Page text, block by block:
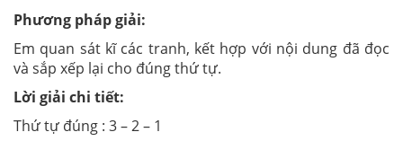
Phương pháp giải:
Em quan sát kĩ các tranh, kết hợp với nội dung đã đọc
và sắp xếp lại cho đúng thứ tự.
Lời giải chi tiết:
Thứ tự đúng : 3 – 2 – 1